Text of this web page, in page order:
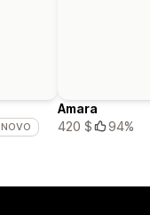
NOVO
Amara
420 $
94%